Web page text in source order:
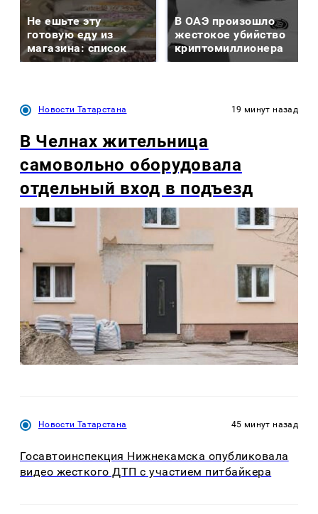
Не ешьте эту
готовую еду из
магазина: список
В ОАЭ произошло
жестокое убийство
криптомиллионера
Новости Татарстана 19 минут назад
В Челнах жительница
самовольно оборудовала
отдельный вход в подъезд
Новости Татарстана 45 минут назад
Госавтоинспекция Нижнекамска опубликовала
видео жесткого ДТП с участием питбайкера